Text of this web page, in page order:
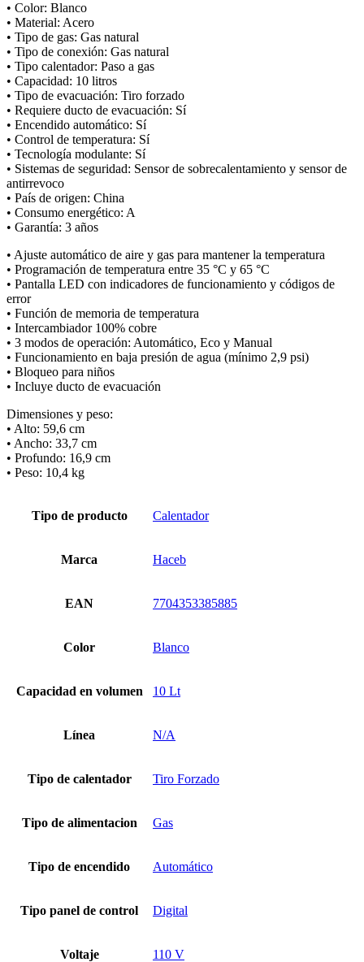
• Color: Blanco
• Material: Acero
• Tipo de gas: Gas natural
• Tipo de conexión: Gas natural
• Tipo calentador: Paso a gas
• Capacidad: 10 litros
• Tipo de evacuación: Tiro forzado
• Requiere ducto de evacuación: Sí
• Encendido automático: Sí
• Control de temperatura: Sí
• Tecnología modulante: Sí
• Sistemas de seguridad: Sensor de sobrecalentamiento y sensor de
antirrevoco
• País de origen: China
• Consumo energético: A
• Garantía: 3 años
• Ajuste automático de aire y gas para mantener la temperatura
• Programación de temperatura entre 35 °C y 65 °C
• Pantalla LED con indicadores de funcionamiento y códigos de
error
• Función de memoria de temperatura
• Intercambiador 100% cobre
• 3 modos de operación: Automático, Eco y Manual
• Funcionamiento en baja presión de agua (mínimo 2,9 psi)
• Bloqueo para niños
• Incluye ducto de evacuación
Dimensiones y peso:
• Alto: 59,6 cm
• Ancho: 33,7 cm
• Profundo: 16,9 cm
• Peso: 10,4 kg
Tipo de producto Calentador
Marca Haceb
EAN 7704353385885
Color Blanco
Capacidad en volumen 10 Lt
Línea N/A
Tipo de calentador Tiro Forzado
Tipo de alimentacion Gas
Tipo de encendido Automático
Tipo panel de control Digital
Voltaje 110 V